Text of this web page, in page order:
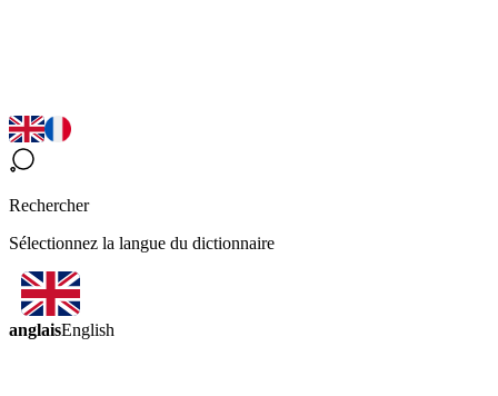
Rechercher
Sélectionnez la langue du dictionnaire
anglaisEnglish